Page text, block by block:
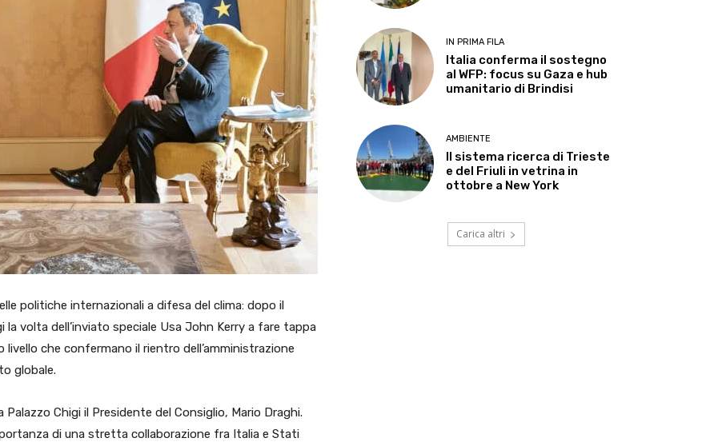
politiche internazionali a difesa del clima: dopo il
la volta dell’inviato speciale Usa John Kerry a fare tappa
che confermano il rientro dell’amministrazione
globale.
Chigi il Presidente del Consiglio, Mario Draghi.
di una stretta collaborazione fra Italia e Stati
IN PRIMA FILA
Italia conferma il sostegno
al WFP: focus su Gaza e hub
umanitario di Brindisi
AMBIENTE
Il sistema ricerca di Trieste
e del Friuli in vetrina in
ottobre a New York
Carica altri